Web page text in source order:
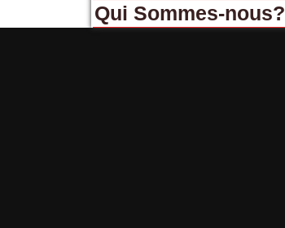
Qui Sommes-nous?